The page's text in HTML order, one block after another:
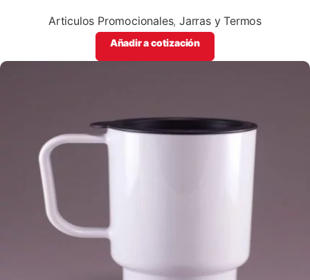
Articulos Promocionales, Jarras y Termos
Añadir a cotización